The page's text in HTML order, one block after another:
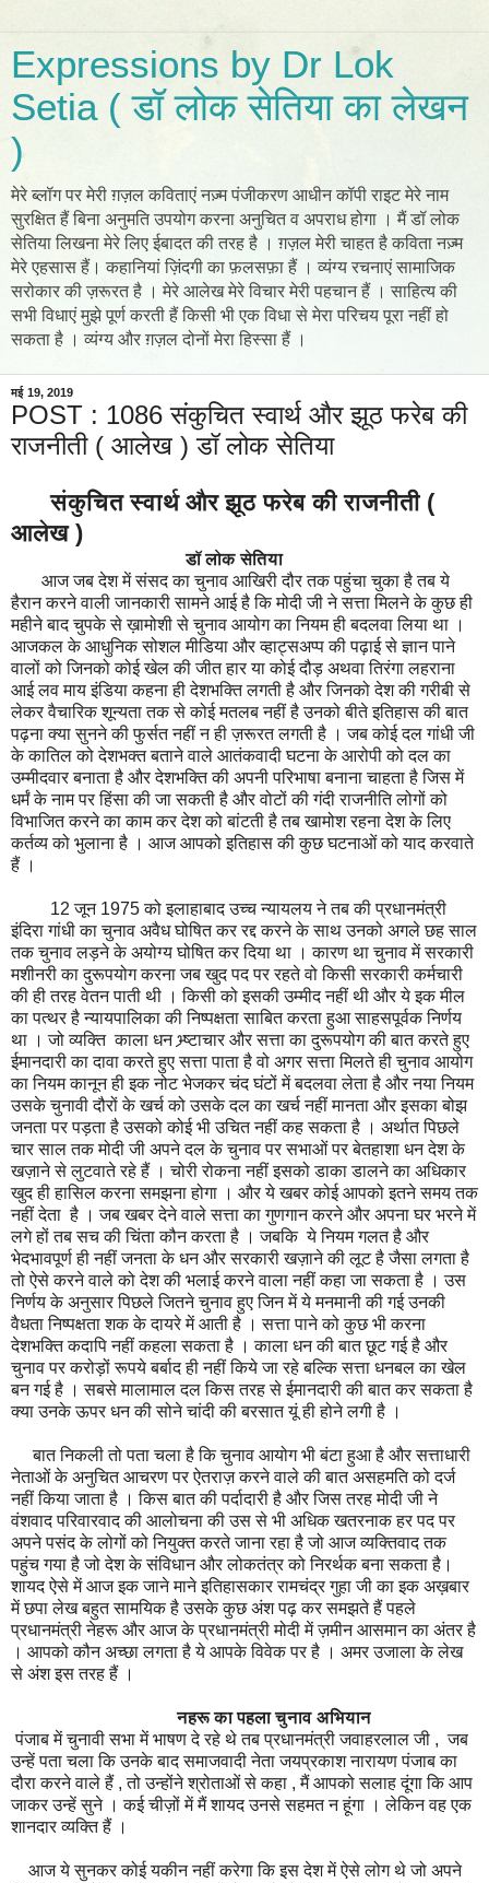
Expressions by Dr Lok
Setia ( डॉ लोक सेतिया का लेखन
)
मेरे ब्लॉग पर मेरी ग़ज़ल कविताएं नज़्म पंजीकरण आधीन कॉपी राइट मेरे नाम
सुरक्षित हैं बिना अनुमति उपयोग करना अनुचित व अपराध होगा । मैं डॉ लोक
सेतिया लिखना मेरे लिए ईबादत की तरह है । ग़ज़ल मेरी चाहत है कविता नज़्म
मेरे एहसास हैं। कहानियां ज़िंदगी का फ़लसफ़ा हैं । व्यंग्य रचनाएं सामाजिक
सरोकार की ज़रूरत है । मेरे आलेख मेरे विचार मेरी पहचान हैं । साहित्य की
सभी विधाएं मुझे पूर्ण करती हैं किसी भी एक विधा से मेरा परिचय पूरा नहीं हो
सकता है । व्यंग्य और ग़ज़ल दोनों मेरा हिस्सा हैं ।
मई 19, 2019
POST : 1086 संकुचित स्वार्थ और झूठ फरेब की
राजनीती ( आलेख ) डॉ लोक सेतिया
संकुचित स्वार्थ और झूठ फरेब की राजनीती (
आलेख )
डॉ लोक सेतिया
आज जब देश में संसद का चुनाव आखिरी दौर तक पहुंचा चुका है तब ये
हैरान करने वाली जानकारी सामने आई है कि मोदी जी ने सत्ता मिलने के कुछ ही
महीने बाद चुपके से ख़ामोशी से चुनाव आयोग का नियम ही बदलवा लिया था ।
आजकल के आधुनिक सोशल मीडिया और व्हाट्सअप्प की पढ़ाई से ज्ञान पाने
वालों को जिनको कोई खेल की जीत हार या कोई दौड़ अथवा तिरंगा लहराना
आई लव माय इंडिया कहना ही देशभक्ति लगती है और जिनको देश की गरीबी से
लेकर वैचारिक शून्यता तक से कोई मतलब नहीं है उनको बीते इतिहास की बात
पढ़ना क्या सुनने की फुर्सत नहीं न ही ज़रूरत लगती है । जब कोई दल गांधी जी
के कातिल को देशभक्त बताने वाले आतंकवादी घटना के आरोपी को दल का
उम्मीदवार बनाता है और देशभक्ति की अपनी परिभाषा बनाना चाहता है जिस में
धर्मं के नाम पर हिंसा की जा सकती है और वोटों की गंदी राजनीति लोगों को
विभाजित करने का काम कर देश को बांटती है तब खामोश रहना देश के लिए
कर्तव्य को भुलाना है । आज आपको इतिहास की कुछ घटनाओं को याद करवाते
हैं ।
12 जून 1975 को इलाहाबाद उच्च न्यायलय ने तब की प्रधानमंत्री
इंदिरा गांधी का चुनाव अवैध घोषित कर रद्द करने के साथ उनको अगले छह साल
तक चुनाव लड़ने के अयोग्य घोषित कर दिया था । कारण था चुनाव में सरकारी
मशीनरी का दुरूपयोग करना जब खुद पद पर रहते वो किसी सरकारी कर्मचारी
की ही तरह वेतन पाती थी । किसी को इसकी उम्मीद नहीं थी और ये इक मील
का पत्थर है न्यायपालिका की निष्पक्षता साबित करता हुआ साहसपूर्वक निर्णय
था । जो व्यक्ति काला धन भ्र्ष्टाचार और सत्ता का दुरूपयोग की बात करते हुए
ईमानदारी का दावा करते हुए सत्ता पाता है वो अगर सत्ता मिलते ही चुनाव आयोग
का नियम कानून ही इक नोट भेजकर चंद घंटों में बदलवा लेता है और नया नियम
उसके चुनावी दौरों के खर्च को उसके दल का खर्च नहीं मानता और इसका बोझ
जनता पर पड़ता है उसको कोई भी उचित नहीं कह सकता है । अर्थात पिछले
चार साल तक मोदी जी अपने दल के चुनाव पर सभाओं पर बेतहाशा धन देश के
खज़ाने से लुटवाते रहे हैं । चोरी रोकना नहीं इसको डाका डालने का अधिकार
खुद ही हासिल करना समझना होगा । और ये खबर कोई आपको इतने समय तक
नहीं देता है । जब खबर देने वाले सत्ता का गुणगान करने और अपना घर भरने में
लगे हों तब सच की चिंता कौन करता है । जबकि ये नियम गलत है और
भेदभावपूर्ण ही नहीं जनता के धन और सरकारी खज़ाने की लूट है जैसा लगता है
तो ऐसे करने वाले को देश की भलाई करने वाला नहीं कहा जा सकता है । उस
निर्णय के अनुसार पिछले जितने चुनाव हुए जिन में ये मनमानी की गई उनकी
वैधता निष्पक्षता शक के दायरे में आती है । सत्ता पाने को कुछ भी करना
देशभक्ति कदापि नहीं कहला सकता है । काला धन की बात छूट गई है और
चुनाव पर करोड़ों रूपये बर्बाद ही नहीं किये जा रहे बल्कि सत्ता धनबल का खेल
बन गई है । सबसे मालामाल दल किस तरह से ईमानदारी की बात कर सकता है
क्या उनके ऊपर धन की सोने चांदी की बरसात यूं ही होने लगी है ।
बात निकली तो पता चला है कि चुनाव आयोग भी बंटा हुआ है और सत्ताधारी
नेताओं के अनुचित आचरण पर ऐतराज़ करने वाले की बात असहमति को दर्ज
नहीं किया जाता है । किस बात की पर्दादारी है और जिस तरह मोदी जी ने
वंशवाद परिवारवाद की आलोचना की उस से भी अधिक खतरनाक हर पद पर
अपने पसंद के लोगों को नियुक्त करते जाना रहा है जो आज व्यक्तिवाद तक
पहुंच गया है जो देश के संविधान और लोकतंत्र को निरर्थक बना सकता है।
शायद ऐसे में आज इक जाने माने इतिहासकार रामचंद्र गुहा जी का इक अख़बार
में छपा लेख बहुत सामयिक है उसके कुछ अंश पढ़ कर समझते हैं पहले
प्रधानमंत्री नेहरू और आज के प्रधानमंत्री मोदी में ज़मीन आसमान का अंतर है
। आपको कौन अच्छा लगता है ये आपके विवेक पर है । अमर उजाला के लेख
से अंश इस तरह हैं ।
नहरू का पहला चुनाव अभियान
पंजाब में चुनावी सभा में भाषण दे रहे थे तब प्रधानमंत्री जवाहरलाल जी , जब
उन्हें पता चला कि उनके बाद समाजवादी नेता जयप्रकाश नारायण पंजाब का
दौरा करने वाले हैं , तो उन्होंने श्रोताओं से कहा , मैं आपको सलाह दूंगा कि आप
जाकर उन्हें सुने । कई चीज़ों में मैं शायद उनसे सहमत न हूंगा । लेकिन वह एक
शानदार व्यक्ति हैं ।
आज ये सुनकर कोई यकीन नहीं करेगा कि इस देश में ऐसे लोग थे जो अपने